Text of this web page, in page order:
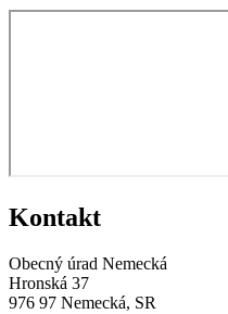
Kontakt
Obecný úrad Nemecká
Hronská 37
976 97 Nemecká, SR